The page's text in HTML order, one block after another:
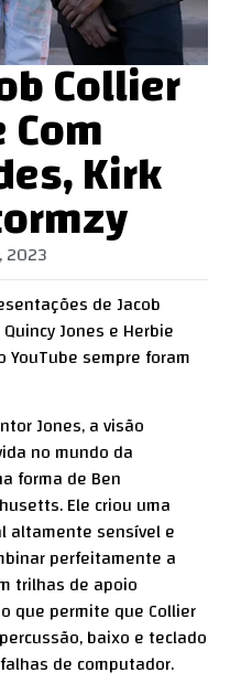
Collier
Kirk
2023
de Jacob
Jones e Herbie
YouTube sempre foram
Jones, a visão
no mundo da
forma de Ben
Ele criou uma
altamente sensível e
perfeitamente a
trilhas de apoio
que permite que Collier
baixo e teclado
de computador.